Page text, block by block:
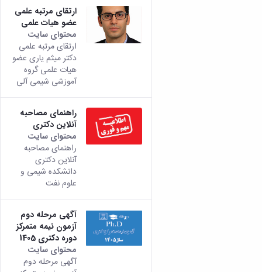
ارتقای مرتبه علمی
عضو هیات علمی
محتوای سایت
ارتقای مرتبه علمی
دکتر میثم یاری عضو
هیات علمی گروه
آموزشی شیمی آلی
راهنمای مصاحبه
آنلاین دکتری
محتوای سایت
راهنمای مصاحبه
آنلاین دکتری
دانشکده شیمی و
علوم نفت
آگهی مرحله دوم
آزمون نیمه متمرکز
دوره دکتری 1405
محتوای سایت
آگهی مرحله دوم